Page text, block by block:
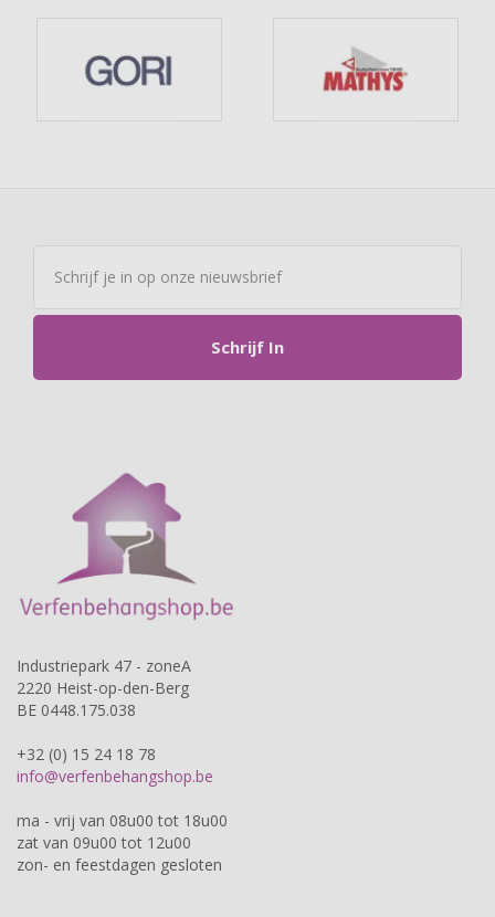
Schrijf In
Industriepark 47 - zoneA
2220 Heist-op-den-Berg
BE 0448.175.038
+32 (0) 15 24 18 78
info@verfenbehangshop.be
ma - vrij van 08u00 tot 18u00
zat van 09u00 tot 12u00
zon- en feestdagen gesloten